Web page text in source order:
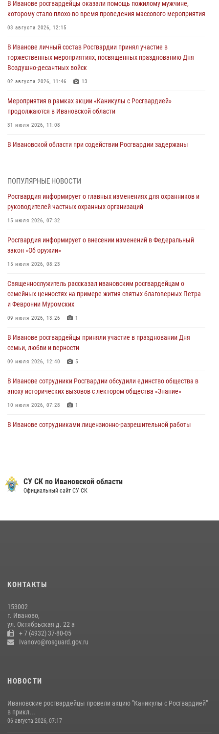
В Иванове росгвардейцы оказали помощь пожилому мужчине,
которому стало плохо во время проведения массового мероприятия
03 августа 2026, 12:15
В Иванове личный состав Росгвардии принял участие в
торжественных мероприятиях, посвященных празднованию Дня
Воздушно-десантных войск
02 августа 2026, 11:46 13
Мероприятия в рамках акции «Каникулы с Росгвардией»
продолжаются в Ивановской области
31 июля 2026, 11:08
В Ивановской области при содействии Росгвардии задержаны
празднования Дня Крещения Руси
28 июля 2026, 08:57
Росгвардии для ивановской молодежи
27 июля 2026, 14:10
занятие с вопитанниками детского лагеря
Координационный совет по взаимодействию с частными
Ивановской области
ПОПУЛЯРНЫЕ НОВОСТИ
Росгвардия информирует о главных изменениях для охранников и
руководителей частных охранных организаций
15 июля 2026, 07:32
Росгвардия информирует о внесении изменений в Федеральный
закон «Об оружии»
15 июля 2026, 08:23
Священнослужитель рассказал ивановским росгвардейцам о
семейных ценностях на примере жития святых благоверных Петра
и Февронии Муромских
09 июля 2026, 13:26 1
В Иванове росгвардейцы приняли участие в праздновании Дня
семьи, любви и верности
09 июля 2026, 12:40 5
В Иванове сотрудники Росгвардии обсудили единство общества в
эпоху исторических вызовов с лектором общества «Знание»
10 июля 2026, 07:28 1
В Иванове сотрудниками лицензионно-разрешительной работы
более 250 единиц оружия
08 июля 2026, 09:39
схожий с гранатой
15 июля 2026, 13:03
СУ СК по Ивановской области
Официальный сайт СУ СК
КОНТАКТЫ
153002
г. Иваново,
ул. Октябрьская д. 22 а
+ 7 (4932) 37-80-05
Ivanovo@rosguard.gov.ru
НОВОСТИ
Ивановские росгвардейцы провели акцию "Каникулы с Росгвардией"
в прикл...
06 августа 2026, 07:17